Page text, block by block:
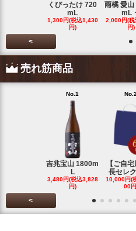
くびったけ 720
mL
1,300円(税込1,430
円)
雨橘 愛
mL
2,000円(
円)
<
売れ筋商品
No.1
吉兆宝山 1800m
L
3,480円(税込3,828
円)
【ご自
長セレ
10,000円(
00
<